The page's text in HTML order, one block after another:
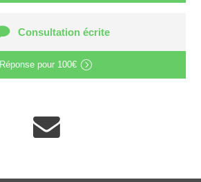
Consultation écrite
Réponse pour 100€